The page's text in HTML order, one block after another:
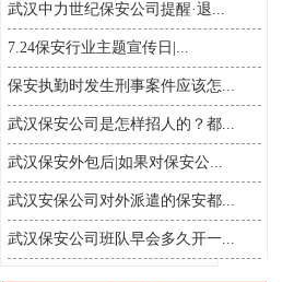
武汉中力世纪保安公司提醒·退...
7.24保安行业主题宣传日|...
保安执勤时发生刑事案件应该怎...
武汉保安公司是怎样招人的？都...
武汉保安外包后|如果对保安公...
武汉安保公司对外派遣的保安都...
武汉保安公司班队早会多久开一...